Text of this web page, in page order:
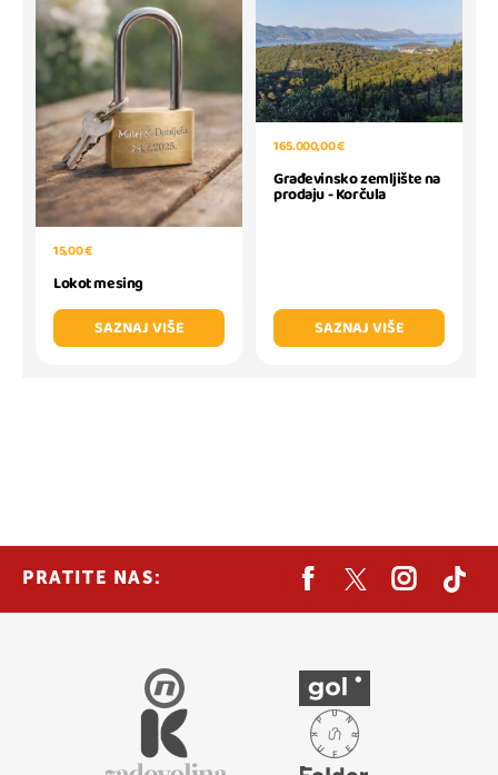
15,00 €
Lokot mesing
SAZNAJ VIŠE
165.000,00 €
Građevinsko zemljište na
prodaju - Korčula
SAZNAJ VIŠE
PRATITE NAS: